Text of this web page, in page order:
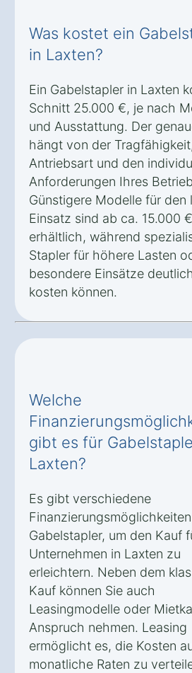
Was kostet ein
in Laxten?
Ein Gabelstapler in Laxten
Schnitt 25.000 €, je nach
und Ausstattung. Der
hängt von der
Antriebsart und den
Anforderungen Ihres
Günstigere Modelle für den
Einsatz sind ab ca. 15.000 €
erhältlich, während
Stapler für höhere Lasten
besondere Einsätze
kosten können.
Welche
gibt es für
Laxten?
Es gibt verschiedene
Gabelstapler, um den Kauf
Unternehmen in Laxten zu
erleichtern. Neben dem
Kauf können Sie auch
Leasingmodelle oder
Anspruch nehmen. Leasing
ermöglicht es, die Kosten
monatliche Raten zu